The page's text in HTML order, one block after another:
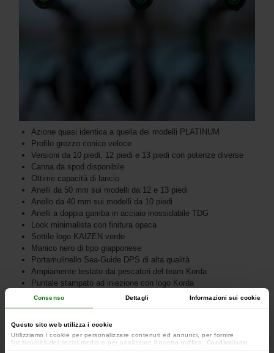
Consenso Dettagli Informazioni sui cookie
Questo sito web utilizza i cookie
Utilizziamo i cookie per personalizzare contenuti ed annunci, per fornire
funzionalità dei social media e per analizzare il nostro traffico. Condividiamo
Azione quasi identica a quella dei modelli PLATINUM
Profilo grezzo conico veloce
Versioni da 10 piedi, 12 piedi e 13 piedi con potenze diverse
Canna da spod disponibile
Ottime capacità di lancio
Anelli da 50 mm sui modelli da 12 e 13 piedi
Anello da 40 mm sui modelli da 10 piedi
Anelli a doppia gamba in acciaio inossidabile TDG
Look minimalista con finitura opaca
Sottile logo KAIZEN verde
Manico nero di tipo giapponese
Portamulinello Sea-Guide DPS di alta qualità
Ampiamente testato dai pescatori del team Korda
Puntale stampato ad iniezione con logo Korda